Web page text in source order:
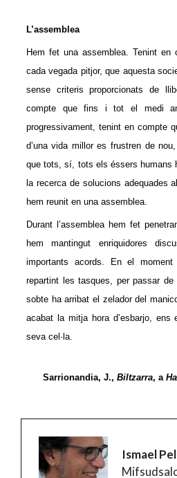
L’assemblea
Hem fet una assemblea. Tenint
cada vegada pitjor, que aquesta
sense criteris proporcionats de
compte que fins i tot el medi
progressivament, tenint en compte
d’una vida millor es frustren de
que tots, sí, tots els éssers humans
la recerca de solucions adequades
hem reunit en una assemblea.
Durant l’assemblea hem fet
hem mantingut enriquidores
importants acords. En el
repartint les tasques, per passar
sobte ha arribat el zelador del
acabat la mitja hora d’esbarjo,
seva cel·la.
Sarrionandia, J.,Biltzarra, a
Ismael